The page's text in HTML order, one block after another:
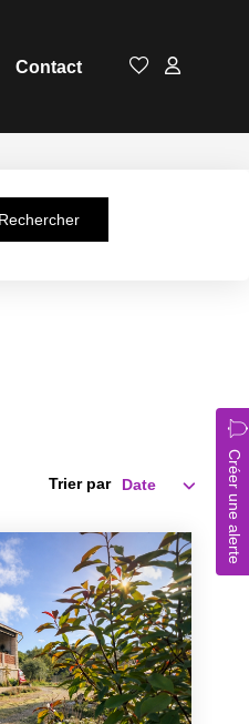
Contact
Créer une alerte
Trier par